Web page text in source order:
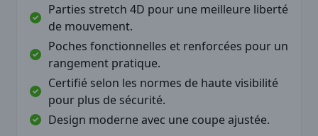
Parties stretch 4D pour une meilleure liberté
de mouvement.
Poches fonctionnelles et renforcées pour un
rangement pratique.
Certifié selon les normes de haute visibilité
pour plus de sécurité.
Design moderne avec une coupe ajustée.